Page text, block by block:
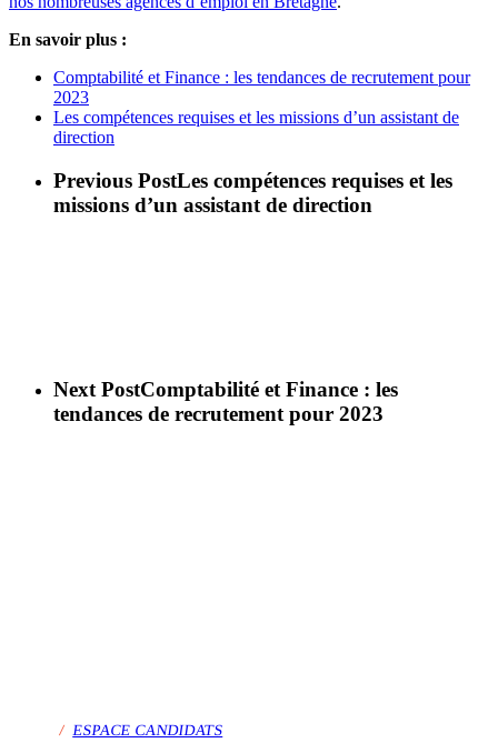
En savoir plus :
Comptabilité et Finance : les tendances de recrutement pour
2023
Les compétences requises et les missions d’un assistant de
direction
Previous PostLes compétences requises et les
missions d’un assistant de direction
Next PostComptabilité et Finance : les
tendances de recrutement pour 2023
/ ESPACE CANDIDATS